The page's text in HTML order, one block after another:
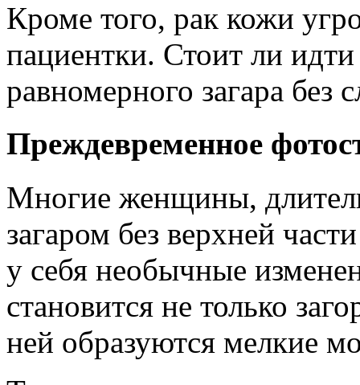
Кроме того, рак кожи
пациентки. Стоит ли
равномерного загара без
Преждевременное
Многие женщины,
загаром без верхней
у себя необычные
становится не только
ней образуются мелкие